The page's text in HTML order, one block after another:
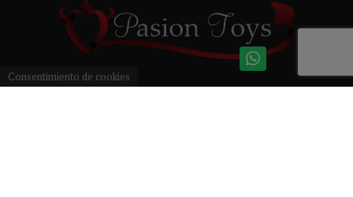
Consentimiento de cookies